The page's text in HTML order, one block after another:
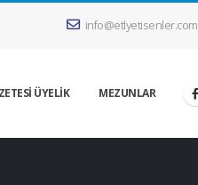
info@etlyetisenler.com
ÜYELİK MEZUNLAR